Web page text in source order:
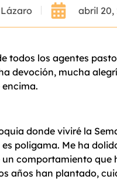
abril 20,
todos los agentes
devoción, mucha
encima.
donde viviré la
poligama. Me ha
comportamiento que
años han plantado,